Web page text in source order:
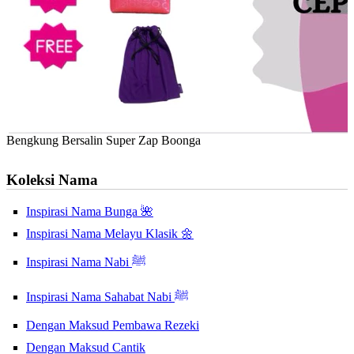
Bengkung Bersalin Super Zap Boonga
Koleksi Nama
Inspirasi Nama Bunga 🌺
Inspirasi Nama Melayu Klasik 🌼
Inspirasi Nama Nabi ﷺ
Inspirasi Nama Sahabat Nabi ﷺ
Dengan Maksud Pembawa Rezeki
Dengan Maksud Cantik